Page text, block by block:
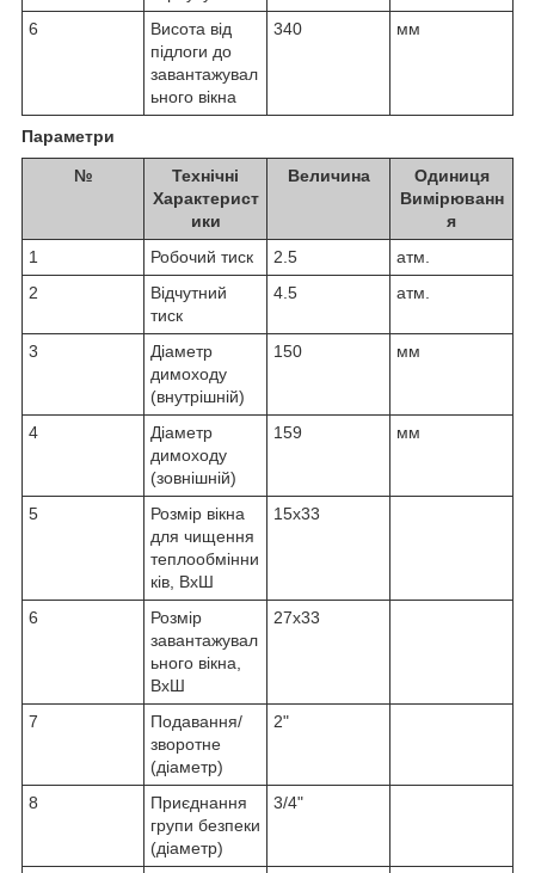
6
Висота від
підлоги до
завантажувал
ьного вікна
340 мм
Параметри
№
Технічні
Характерист
ики
Величина
Одиниця
Вимірюванн
я
1
Робочий тиск 2.5
атм.
2
Відчутний
тиск
4.5 атм.
3
Діаметр
димоходу
(внутрішній)
150 мм
4
Діаметр
димоходу
(зовнішній)
159 мм
5
Розмір вікна
для чищення
теплообмінни
ків, ВхШ
15х33
6
Розмір
завантажувал
ьного вікна,
ВхШ
27х33
7
Подавання/
зворотне
(діаметр)
2"
8
Приєднання
групи безпеки
(діаметр)
3/4"